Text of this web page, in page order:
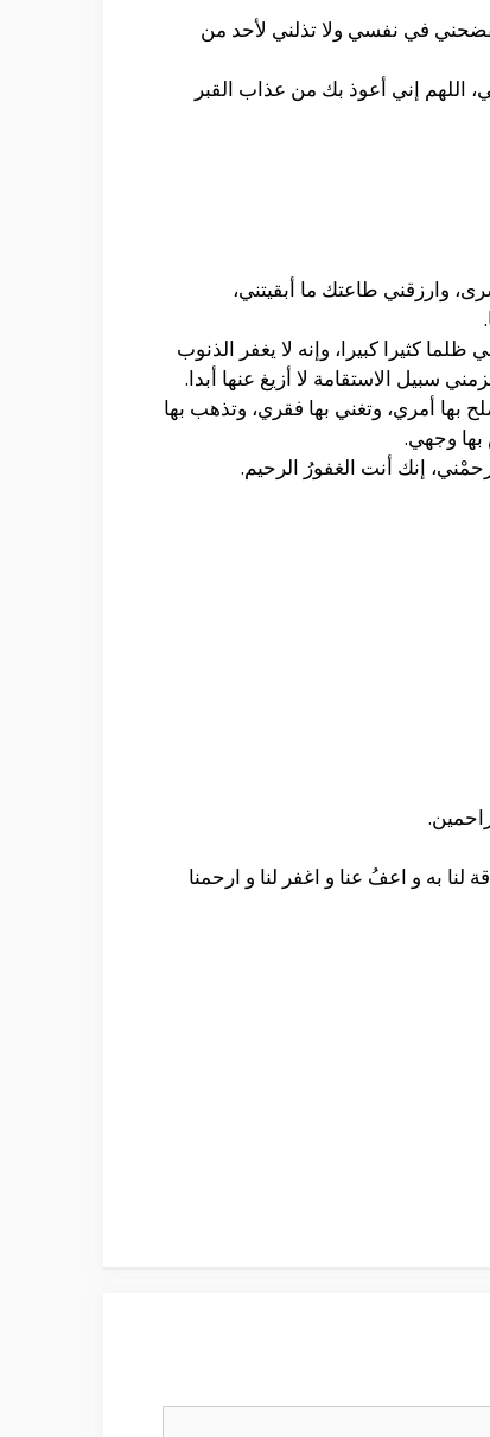
في نفسي ولا تذلني لأحد من
اللهم إني أعوذ بك من عذاب القبر
وارزقني طاعتك ما أبقيتني،
كثيرا كبيرا، وإنه لا يغفر الذنوب
سبيل الاستقامة لا أزيغ عنها أبدا.
بها أمري، وتغني بها فقري، وتذهب بها
وجهي.
إنك أنت الغفورُ الرحيم.
لنا به و اعفُ عنا و اغفر لنا و ارحمنا